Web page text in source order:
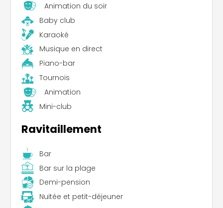
Animation du soir
Baby club
Karaoké
Musique en direct
Piano-bar
Tournois
Animation
Mini-club
Ravitaillement
Bar
Bar sur la plage
Demi-pension
Nuitée et petit-déjeuner